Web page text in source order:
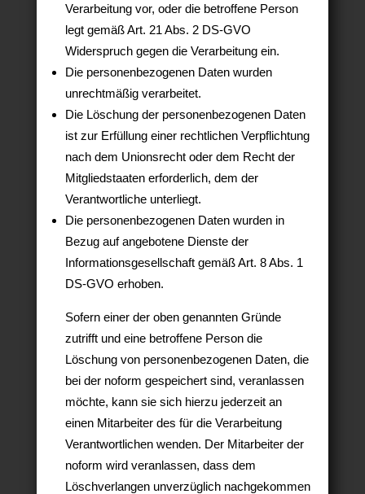
Verarbeitung vor, oder die betroffene Person
legt gemäß Art. 21 Abs. 2 DS-GVO
Widerspruch gegen die Verarbeitung ein.
Die personenbezogenen Daten wurden
unrechtmäßig verarbeitet.
Die Löschung der personenbezogenen Daten
ist zur Erfüllung einer rechtlichen Verpflichtung
nach dem Unionsrecht oder dem Recht der
Mitgliedstaaten erforderlich, dem der
Verantwortliche unterliegt.
Die personenbezogenen Daten wurden in
Bezug auf angebotene Dienste der
Informationsgesellschaft gemäß Art. 8 Abs. 1
DS-GVO erhoben.
Sofern einer der oben genannten Gründe
zutrifft und eine betroffene Person die
Löschung von personenbezogenen Daten, die
bei der noform gespeichert sind, veranlassen
möchte, kann sie sich hierzu jederzeit an
einen Mitarbeiter des für die Verarbeitung
Verantwortlichen wenden. Der Mitarbeiter der
noform wird veranlassen, dass dem
Löschverlangen unverzüglich nachgekommen